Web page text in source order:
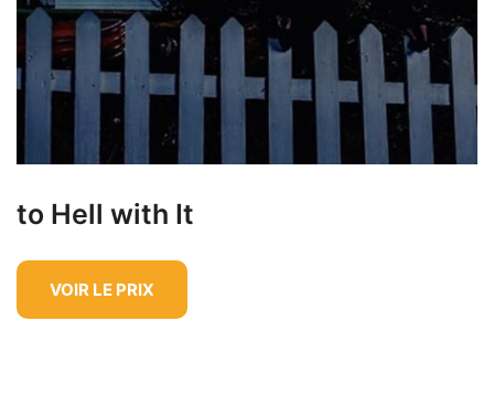
to Hell with It
VOIR LE PRIX